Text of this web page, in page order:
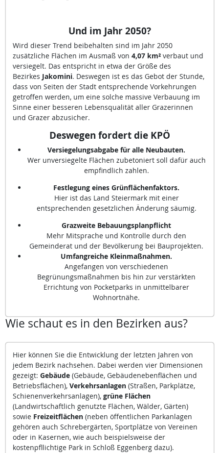
Und im Jahr 2050?
Wird dieser Trend beibehalten sind im Jahr 2050
zusätzliche Flächen im Ausmaß von 4,07 km²verbaut und
versiegelt. Das entspricht in etwa der Größe des
Bezirkes Jakomini. Deswegen ist es das Gebot der Stunde,
dass von Seiten der Stadt entsprechende Vorkehrungen
getroffen werden, um eine solche massive Verbauung im
Sinne einer besseren Lebensqualität aller Grazerinnen
und Grazer abzusicher.
Deswegen fordert die KPÖ
Versiegelungsabgabe für alle Neubauten.
Wer unversiegelte Flächen zubetoniert soll dafür auch
empfindlich zahlen.
Festlegung eines Grünflächenfaktors.
Hier ist das Land Steiermark mit einer
entsprechenden gesetzlichen Änderung säumig.
Grazweite Bebauungsplanpflicht
Mehr Mitsprache und Kontrolle durch den
Gemeinderat und der Bevölkerung bei Bauprojekten.
Umfangreiche Kleinmaßnahmen.
Angefangen von verschiedenen
Begrünungsmaßnahmen bis hin zur verstärkten
Errichtung von Pocketparks in unmittelbarer
Wohnortnähe.
Wie schaut es in den Bezirken aus?
Hier können Sie die Entwicklung der letzten Jahren von
jedem Bezirk nachsehen. Dabei werden vier Dimensionen
gezeigt: Gebäude (Gebäude, Gebäudenebenflächen und
Betriebsflächen), Verkehrsanlagen (Straßen, Parkplätze,
Schienenverkehrsanlagen), grüne Flächen
(Landwirtschaftlich genutzte Flächen, Wälder, Gärten)
sowie Freizeitflächen (neben öffentlichen Parkanlagen
gehören auch Schrebergärten, Sportplätze von Vereinen
oder in Kasernen, wie auch beispielsweise der
kostenpfllichtige Park in Schloß Eggenberg dazu).